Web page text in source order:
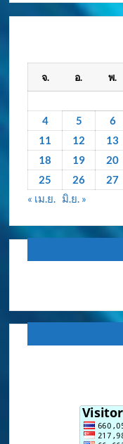
กิจกรรม
ย้อนจ. อ. พ.
4
5 6
11
12 13
18
19 20
25
26 27
« เม.ย. มิ.ย. »